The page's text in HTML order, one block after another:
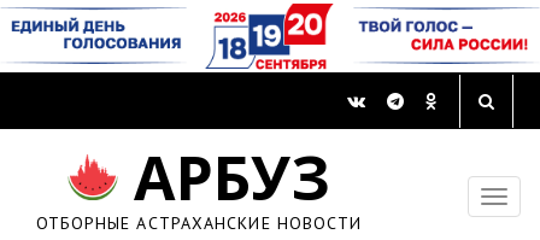
АРБУЗ
ОТБОРНЫЕ АСТРАХАНСКИЕ НОВОСТИ